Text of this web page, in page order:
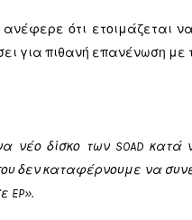
ότι ετοιμάζεται
για πιθανή επανένωση με
δίσκο των SOAD κατά
δεν καταφέρνουμε να
EP».